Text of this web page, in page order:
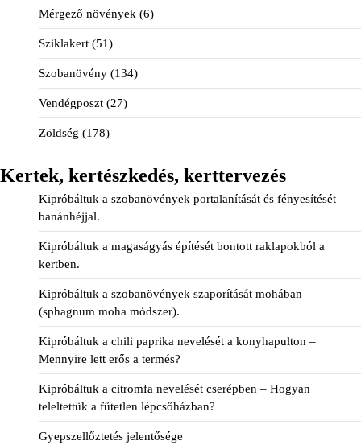
Mérgező növények (6)
Sziklakert (51)
Szobanövény (134)
Vendégposzt (27)
Zöldség (178)
Kertek, kertészkedés, kerttervezés
Kipróbáltuk a szobanövények portalanítását és fényesítését
banánhéjjal.
Kipróbáltuk a magaságyás építését bontott raklapokból a
kertben.
Kipróbáltuk a szobanövények szaporítását mohában
(sphagnum moha módszer).
Kipróbáltuk a chili paprika nevelését a konyhapulton –
Mennyire lett erős a termés?
Kipróbáltuk a citromfa nevelését cserépben – Hogyan
teleltettük a fűtetlen lépcsőházban?
Gyepszellőztetés jelentősége